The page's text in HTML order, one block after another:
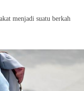
menjadi suatu berkah